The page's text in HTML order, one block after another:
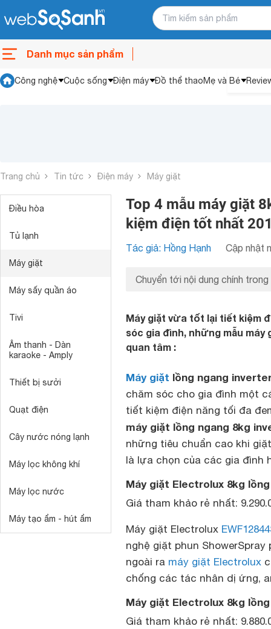
Danh mục sản phẩm
Công nghệ Cuộc sống Điện máy Đồ thể thaoMẹ và Bé
Trang chủ Tin tức Điện máy Máy giặt
Điều hòa
Tủ lạnh
Máy giặt
Máy sấy quần áo
Tivi
Âm thanh - Dàn
karaoke - Amply
Thiết bị sưởi
Quạt điện
Cây nước nóng lạnh
Máy lọc không khí
Máy lọc nước
Máy tạo ẩm - hút ẩm
Top 4 mẫu máy giặt
kiệm điện tốt nhất
Tác giả: Hồng Hạnh Cập nhật
Chuyển tới nội dung chính trong
Máy giặt vừa tốt lại tiết kiệm
sóc gia đình, những mẫu
quan tâm :
Máy giặt lồng ngang
chăm sóc cho gia đình một
tiết kiệm điện năng tối đa
máy giặt lồng ngang 8kg
những tiêu chuẩn cao khi
là lựa chọn của các gia đình
Máy giặt Electrolux 8kg
Giá tham khảo rẻ nhất:
Máy giặt Electrolux
nghệ giặt phun
ngoài ra máy giặt Electrolux
chống các tác nhân dị ứng,
Máy giặt Electrolux 8kg
Giá tham khảo rẻ nhất: